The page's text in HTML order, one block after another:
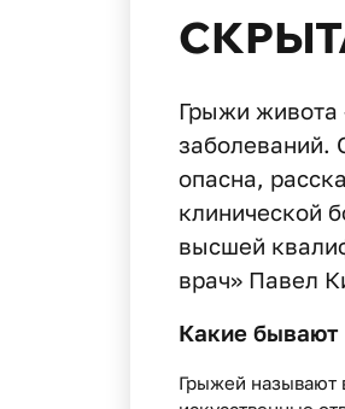
Грыжи живота
заболеваний.
опасна,
клинической
высшей
врач» Павел
Какие
Грыжей называют